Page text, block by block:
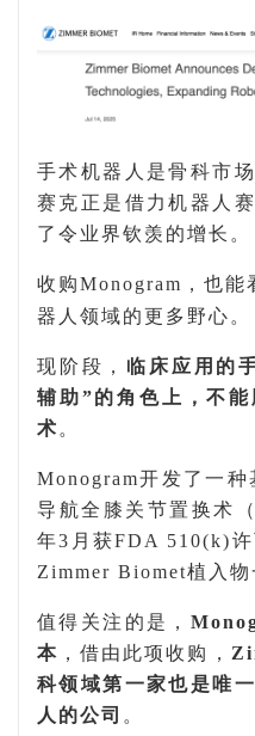
手术机器人是骨科市
赛克正是借力机器人
了令业界钦羡的增长。
收购Monogram ，也能
器人领域的更多野心 。
现阶段， 临床应用的
辅助”的角色上，不
术 。
Monogram开发了一种
导航全膝关节置换术（
年3 月获FDA 510(k)
Zimmer Biomet植入物
值得关注的是，
本 ，借由此项收购，
科领域第一家也是唯
人的公司 。